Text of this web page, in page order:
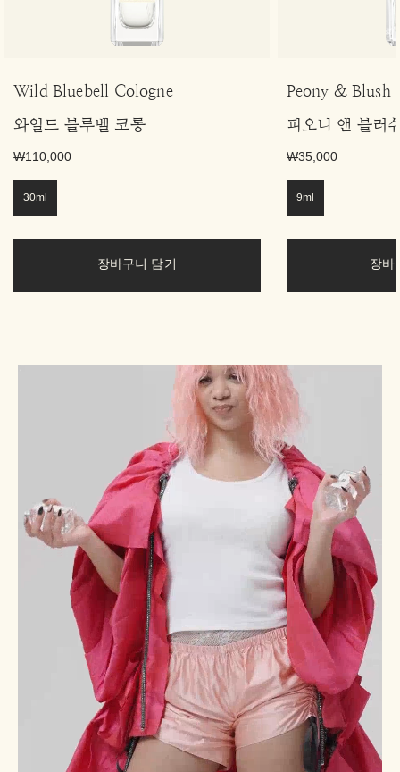
Wild Bluebell Cologne
와일드 블루벨 코롱
₩110,000
30ml
장바구니 담기
Peony & Blush
피오니 앤 블러
₩35,000
9ml
장